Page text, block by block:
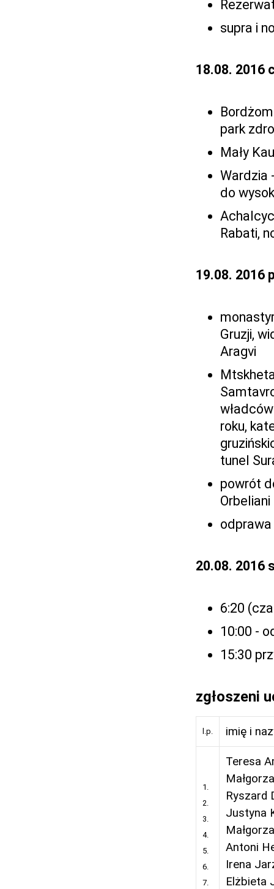
supra i
18.08. 2016
park
Mały
Wardzia
do
Rabati,
19.08. 2016
Gruzji,
Aragvi
roku,
tunel
powrót
odprawa
20.08. 2016
6:20
10:00 -
15:30
zgłoszeni
l.p. imię i
1.
2.
3.
4.
5.
6.
7.
Teresa
Ryszard
Justyna
Antoni
Irena
Elżbieta